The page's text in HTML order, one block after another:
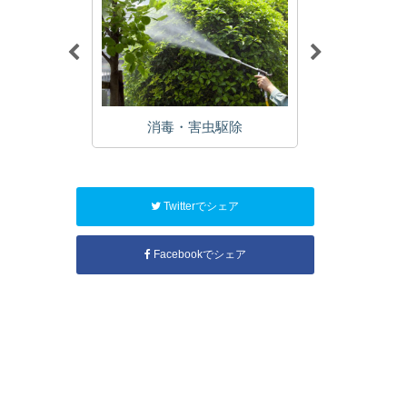
消毒・害虫駆除
Twitterでシェア
Facebookでシェア